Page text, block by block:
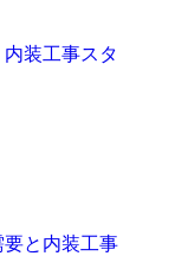
装工事スタ
と内装工事